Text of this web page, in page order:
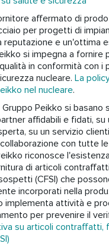
affermato di
per progetti di
reputazione e un'ottima
si impegna a fornire
in conformità con i
nucleare. La
nel nucleare.
Peikko si basano
affidabili e fidati, su
su un servizio
con tutte
riconosce
di articoli
(CFSI) che
incorporati nella
implementa attività e
per prevenire il
su articoli contraffatti,